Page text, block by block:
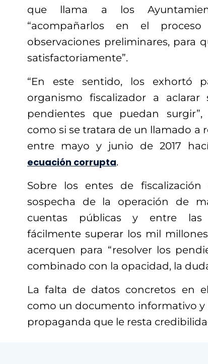
que llama a los
“acompañarlos en el
observaciones preliminares, para
satisfactoriamente”.
“En este sentido, los exhortó
organismo fiscalizador a
pendientes que puedan
como si se tratara de un llamado a
entre mayo y junio de 2017
ecuación corrupta.
Sobre los entes de
sospecha de la operación de
cuentas públicas y entre las
fácilmente superar los mil
acerquen para “resolver los
combinado con la opacidad, la
La falta de datos concretos en
como un documento informativo y
propaganda que le resta